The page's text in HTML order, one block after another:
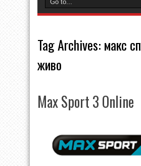
Tag Archives: макс
живо
Max Sport 3 Online